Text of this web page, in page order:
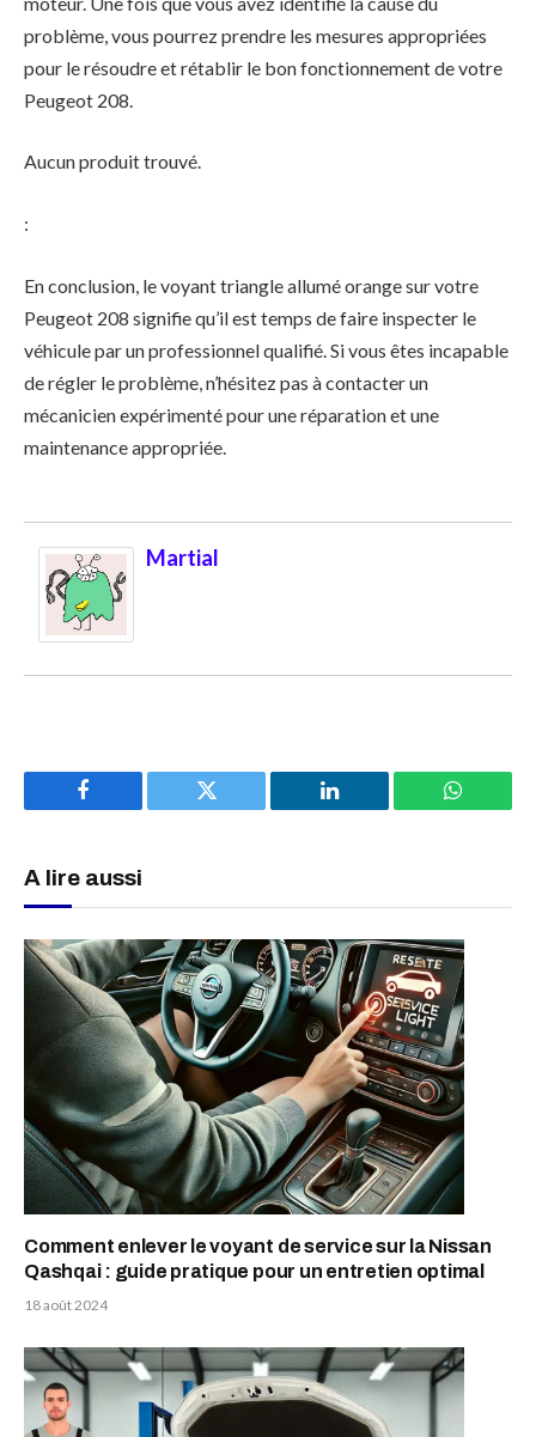
problème, vous pourrez prendre les mesures appropriées
pour le résoudre et rétablir le bon fonctionnement de votre
Peugeot 208.
Aucun produit trouvé.
:
En conclusion, le voyant triangle allumé orange sur votre
Peugeot 208 signifie qu’il est temps de faire inspecter le
véhicule par un professionnel qualifié. Si vous êtes incapable
de régler le problème, n’hésitez pas à contacter un
mécanicien expérimenté pour une réparation et une
maintenance appropriée.
Martial
Facebook Twitter LinkedIn
A lire aussi
Comment enlever le voyant de service sur la Nissan
Qashqai : guide pratique pour un entretien optimal
18 août 2024